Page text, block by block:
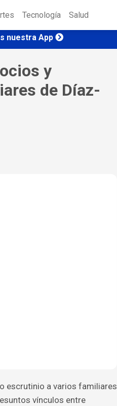
Tecnología Salud
nuestra App
y
de Díaz-
escrutinio a varios familiares
vínculos entre